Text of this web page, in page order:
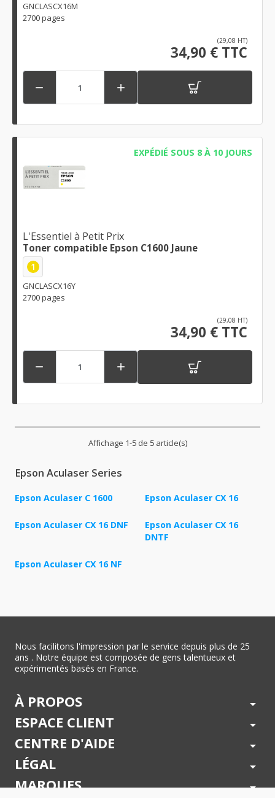
GNCLASCX16M
2700 pages
(29,08 HT)
34,90 € TTC
 
EXPÉDIÉ SOUS 8 À 10 JOURS
L'Essentiel à Petit Prix
Toner compatible Epson C1600 Jaune
1
GNCLASCX16Y
2700 pages
(29,08 HT)
34,90 € TTC
 
Affichage 1-5 de 5 article(s)
Epson Aculaser Series
Epson Aculaser C 1600 Epson Aculaser CX 16
Epson Aculaser CX 16 DNF
Epson Aculaser CX 16
DNTF
Epson Aculaser CX 16 NF
Nous facilitons l'impression par le service depuis plus de 25
ans . Notre équipe est composée de gens talentueux et
expérimentés basés en France.
À PROPOS arrow_drop_down
ESPACE CLIENT arrow_drop_down
CENTRE D'AIDE arrow_drop_down
LÉGAL arrow_drop_down
MARQUES arrow_drop_down